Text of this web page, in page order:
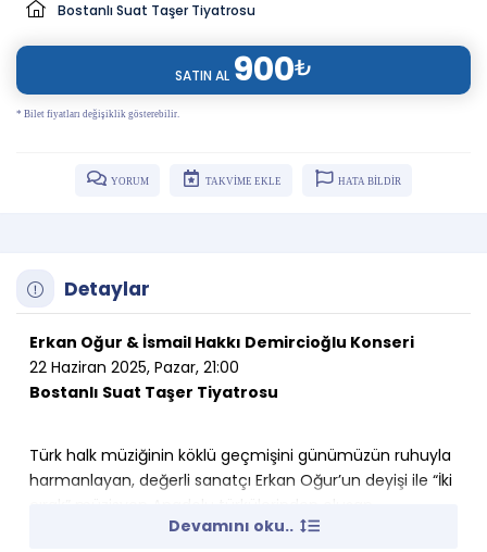
Bostanlı Suat Taşer Tiyatrosu
SATIN AL 900₺
* Bilet fiyatları değişiklik gösterebilir.
YORUM TAKVİME EKLE HATA BİLDİR
Detaylar
Erkan Oğur & İsmail Hakkı Demircioğlu Konseri
22 Haziran 2025, Pazar, 21:00
Bostanlı Suat Taşer Tiyatrosu
Türk halk müziğinin köklü geçmişini günümüzün ruhuyla
harmanlayan, değerli sanatçı Erkan Oğur’un deyişi ile “İki
repertuvarlarıyla sevenleriyle buluşmaya geliyor.
Devamını oku..